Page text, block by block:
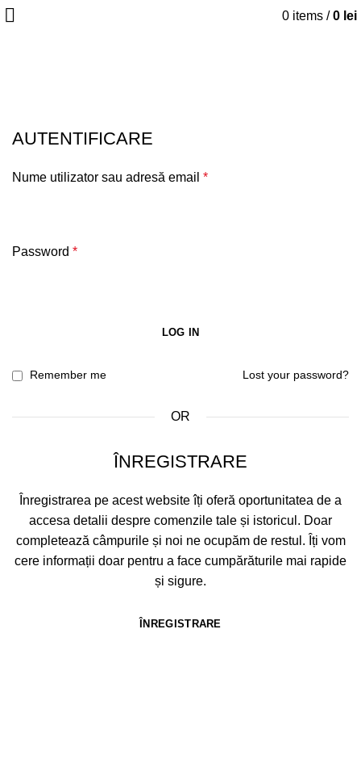
0 items / 0 lei
AUTENTIFICARE
Nume utilizator sau adresă email *
Password *
LOG IN
Lost your password?
Remember me
OR
ÎNREGISTRARE
Înregistrarea pe acest website îți oferă oportunitatea de a
accesa detalii despre comenzile tale și istoricul. Doar
completează câmpurile și noi ne ocupăm de restul. Îți vom
cere informații doar pentru a face cumpărăturile mai rapide
și sigure.
ÎNREGISTRARE